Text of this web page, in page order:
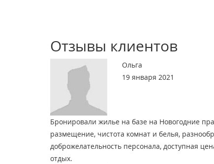
Отзывы клиентов
Ольга
19 января 2021
Бронировали жилье на базе на Новогодние
размещение, чистота комнат и белья,
доброжелательность персонала, доступная
отдых.